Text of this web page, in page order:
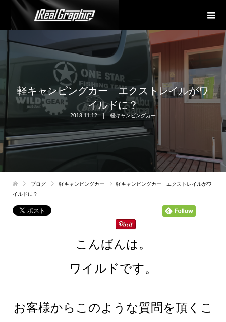
軽キャンピングカー エクストレイルがワ
イルドに？
2018.11.12 軽キャンピングカー
ブログ 軽キャンピングカー
軽キャンピングカー エクストレイルがワ
イルドに？
こんばんは。
ワイルドです。
お客様からこのような質問を頂くこ